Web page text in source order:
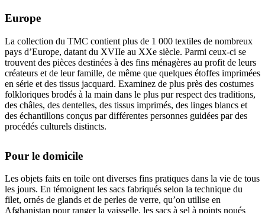
Europe
La collection du TMC contient plus de 1 000 textiles de nombreux
pays d’Europe, datant du XVIIe au XXe siècle. Parmi ceux-ci se
trouvent des pièces destinées à des fins ménagères au profit de leurs
créateurs et de leur famille, de même que quelques étoffes imprimées
en série et des tissus jacquard. Examinez de plus près des costumes
folkloriques brodés à la main dans le plus pur respect des traditions,
des châles, des dentelles, des tissus imprimés, des linges blancs et
des échantillons conçus par différentes personnes guidées par des
procédés culturels distincts.
Pour le domicile
Les objets faits en toile ont diverses fins pratiques dans la vie de tous
les jours. En témoignent les sacs fabriqués selon la technique du
filet, ornés de glands et de perles de verre, qu’on utilise en
Afghanistan pour ranger la vaisselle, les sacs à sel à points noués